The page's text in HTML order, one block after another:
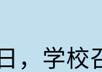
，学校